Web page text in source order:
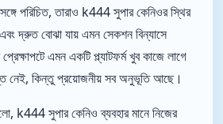
পরিচিত, তারাও k444 সুপার কেনিওর স্থির
দ্রুত বোঝা যায় এমন সেকশন বিন্যাসে
এমন একটি প্ল্যাটফর্ম খুব কাজে লাগে
নেই, কিন্তু প্রয়োজনীয় সব অনুভূতি আছে।
k444 সুপার কেনিও ব্যবহার মানে নিজের